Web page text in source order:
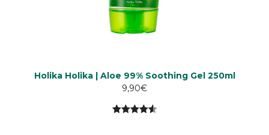
Holika Holika | Aloe 99% Soothing Gel 250ml
9,90€